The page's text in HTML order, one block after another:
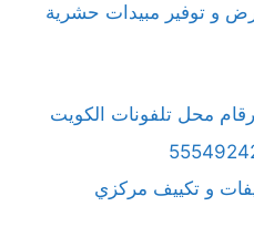
و توفير مبيدات حشرية
محل تلفونات الكويت
و تكييف مركزي